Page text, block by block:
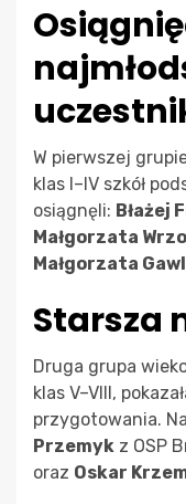
W pierwszej
klas I–IV szkół
osiągnęli: Błażej
Małgorzata
Małgorzata
Starsza
Druga grupa
klas V–VIII,
przygotowania.
Przemyk z OSP
oraz Oskar